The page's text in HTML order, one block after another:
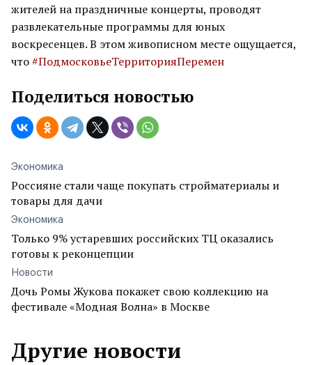
жителей на праздничные концерты, проводят
развлекательные программы для юных
воскресенцев. В этом живописном месте ощущается,
что#ПодмосковьеТерриторияПеремен
Поделиться новостью
Экономика
Россияне стали чаще покупать стройматериалы и
товары для дачи
Экономика
Только 9% устаревших российских ТЦ оказались
готовы к реконцепции
Новости
Дочь Ромы Жукова покажет свою коллекцию на
фестивале «Модная Волна» в Москве
Другие новости